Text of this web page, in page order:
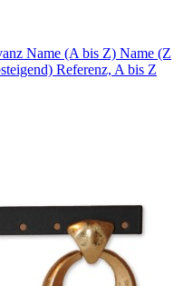
Name (A bis Z) Name (Z
Referenz, A bis Z